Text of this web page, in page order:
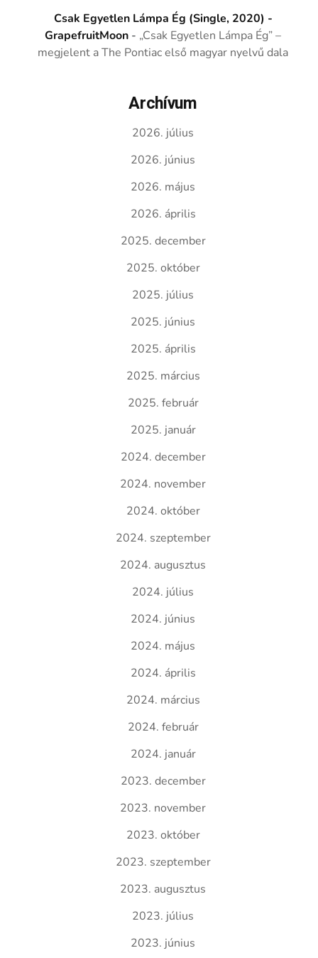
Csak Egyetlen Lámpa Ég (Single, 2020) -
GrapefruitMoon - „Csak Egyetlen Lámpa Ég” –
megjelent a The Pontiac első magyar nyelvű dala
Archívum
2026. július
2026. június
2026. május
2026. április
2025. december
2025. október
2025. július
2025. június
2025. április
2025. március
2025. február
2025. január
2024. december
2024. november
2024. október
2024. szeptember
2024. augusztus
2024. július
2024. június
2024. május
2024. április
2024. március
2024. február
2024. január
2023. december
2023. november
2023. október
2023. szeptember
2023. augusztus
2023. július
2023. június